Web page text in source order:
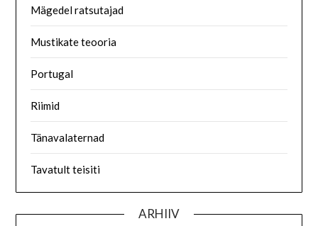
Mägedel ratsutajad
Mustikate teooria
Portugal
Riimid
Tänavalaternad
Tavatult teisiti
ARHIIV